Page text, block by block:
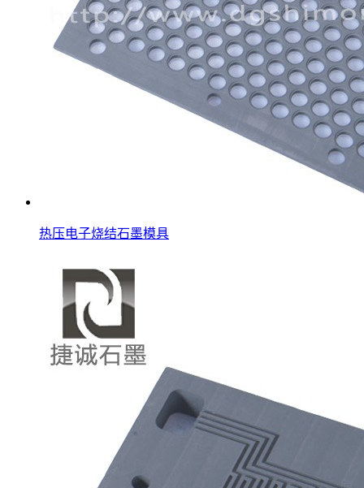
热压电子烧结石墨模具